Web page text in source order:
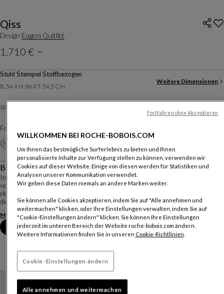
Qiss
Design Eugeni Quitllet
1.710 €
Stuhl Stempel Stoffbezogen
B. 54 X H. 86 X T. 54,5 Cm
Weitere Dimensionen
Sitz : Weitere Ausführungen
Farben :
Beschreibung
In Anlehnung an das ikonische und gewagte Design der sechziger Jahre
verfügt der Qiss-Stuhl über eine ergonomische Schale, die von einem
eleganten Mittelbein getragen wird, eine Hommage an die fließenden Formen
dieser Zeit. Seine zweigeteilte Rückenl...
Mehr anzeigen Produktinformationen herunterladen
Termin im Geschäft vereinbaren
WILLKOMMEN BEI ROCHE-BOBOIS.COM
Um Ihnen das bestmögliche Surferlebnis zu bieten und Ihnen
personalisierte Inhalte zur Verfügung stellen zu können, verwenden wir
Cookies auf dieser Website. Einige von diesen werden für Statistiken und
Analysen unserer Kommunikation verwendet.
Wir geben diese Daten niemals an andere Marken weiter.
Sie können alle Cookies akzeptieren, indem Sie auf "Alle annehmen und
weitermachen" klicken, oder Ihre Einstellungen verwalten, indem Sie auf
"Cookie-Einstellungen ändern" klicken. Sie können Ihre Einstellungen
jederzeit im unteren Bereich der Website roche-bobois.com ändern.
Weitere Informationen finden Sie in unseren Cookie-Richtlinien.
Cookie-Einstellungen ändern
Alle annehmen und weitermachen
Fortfahren ohne Akzeptieren